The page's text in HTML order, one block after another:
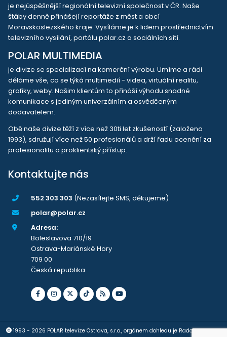
je nejúspěšnější regionální televizní společnost v ČR. Naše
štáby denně přinášejí reportáže z měst a obcí
Moravskoslezského kraje. Vysíláme je k lidem prostřednictvím
televizního vysílání, portálu polar.cz a sociálních sítí.
POLAR MULTIMEDIA
je divize se specializací na komerční výrobu. Umíme a rádi
děláme vše, co se týká multimedií - videa, virtuální realitu,
grafiky, weby. Našim klientům to přináší výhodu snadné
komunikace s jediným univerzálním a osvědčeným
dodavatelem.
Obě naše divize těží z více než 30ti let zkušeností (založeno
1993), sdružují více než 50 profesionálů a drží řadu ocenění za
profesionalitu a proklientský přístup.
Kontaktujte nás
552 303 303 (Nezasílejte SMS, děkujeme)
polar@polar.cz
Adresa:
Boleslavova 710/19
Ostrava-Mariánské Hory
709 00
Česká republika
1993 - 2026 POLAR televize Ostrava, s.r.o., orgánem dohledu je Rada pro